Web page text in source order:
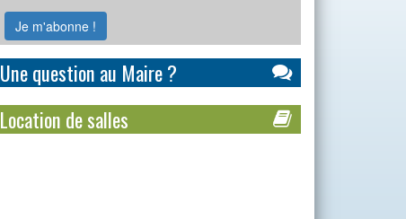
Une question au Maire ?
Location de salles